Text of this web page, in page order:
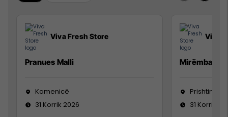
Viva Fresh Store
Pranues Malli
Kamenicë
31 Korrik 2026
Viva
Prishtinë
31 Korrik